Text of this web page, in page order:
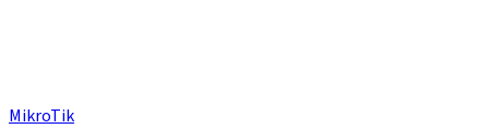
MikroTik